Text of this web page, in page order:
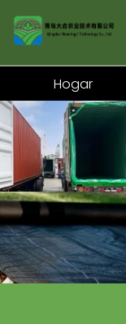
Hogar
Sobre nosotros
Productos
Solicitud
Noticias
Contáctenos
Hogar